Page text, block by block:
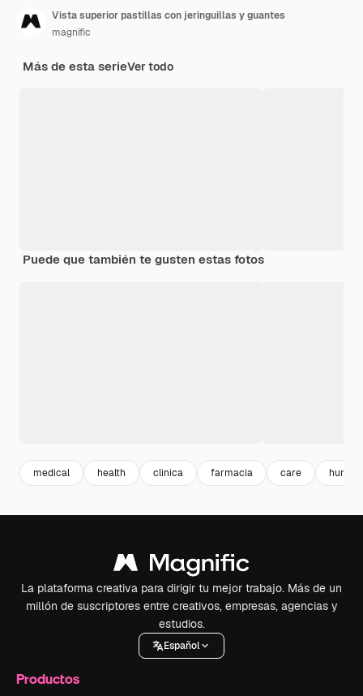
Vista superior pastillas con jeringuillas y guantes
magnific
Más de esta serieVer todo
Puede que también te gusten estas fotos
medical health clinica farmacia care
La plataforma creativa para dirigir tu mejor trabajo. Más de un
millón de suscriptores entre creativos, empresas, agencias y
estudios.
Español
Productos